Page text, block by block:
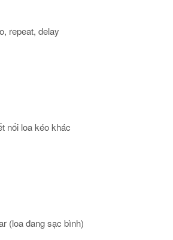
repeat, delay
nối loa kéo khác
(loa đang sạc bình)